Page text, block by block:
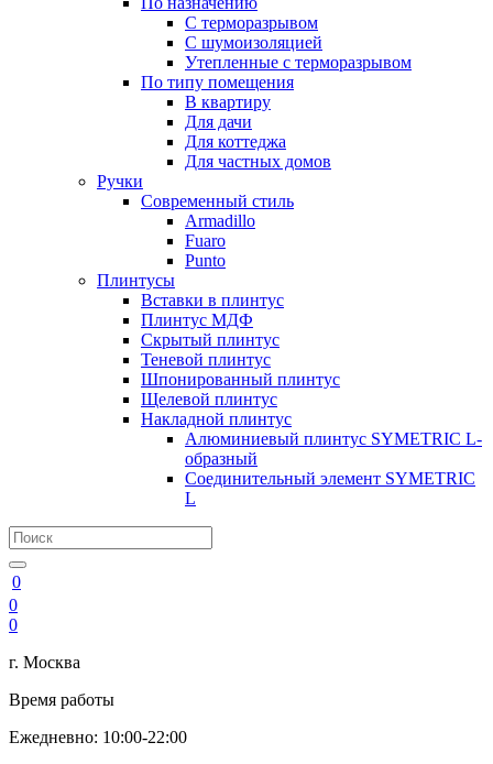
С терморазрывом
С шумоизоляцией
Утепленные с терморазрывом
По типу помещения
В квартиру
Для дачи
Для коттеджа
Для частных домов
Ручки
Современный стиль
Armadillo
Fuaro
Punto
Плинтусы
Вставки в плинтус
Плинтус МДФ
Скрытый плинтус
Теневой плинтус
Шпонированный плинтус
Щелевой плинтус
Накладной плинтус
Алюминиевый плинтус SYMETRIC L-
образный
Соединительный элемент SYMETRIC
L
0
0
0
г. Москва
Время работы
Ежедневно: 10:00-22:00